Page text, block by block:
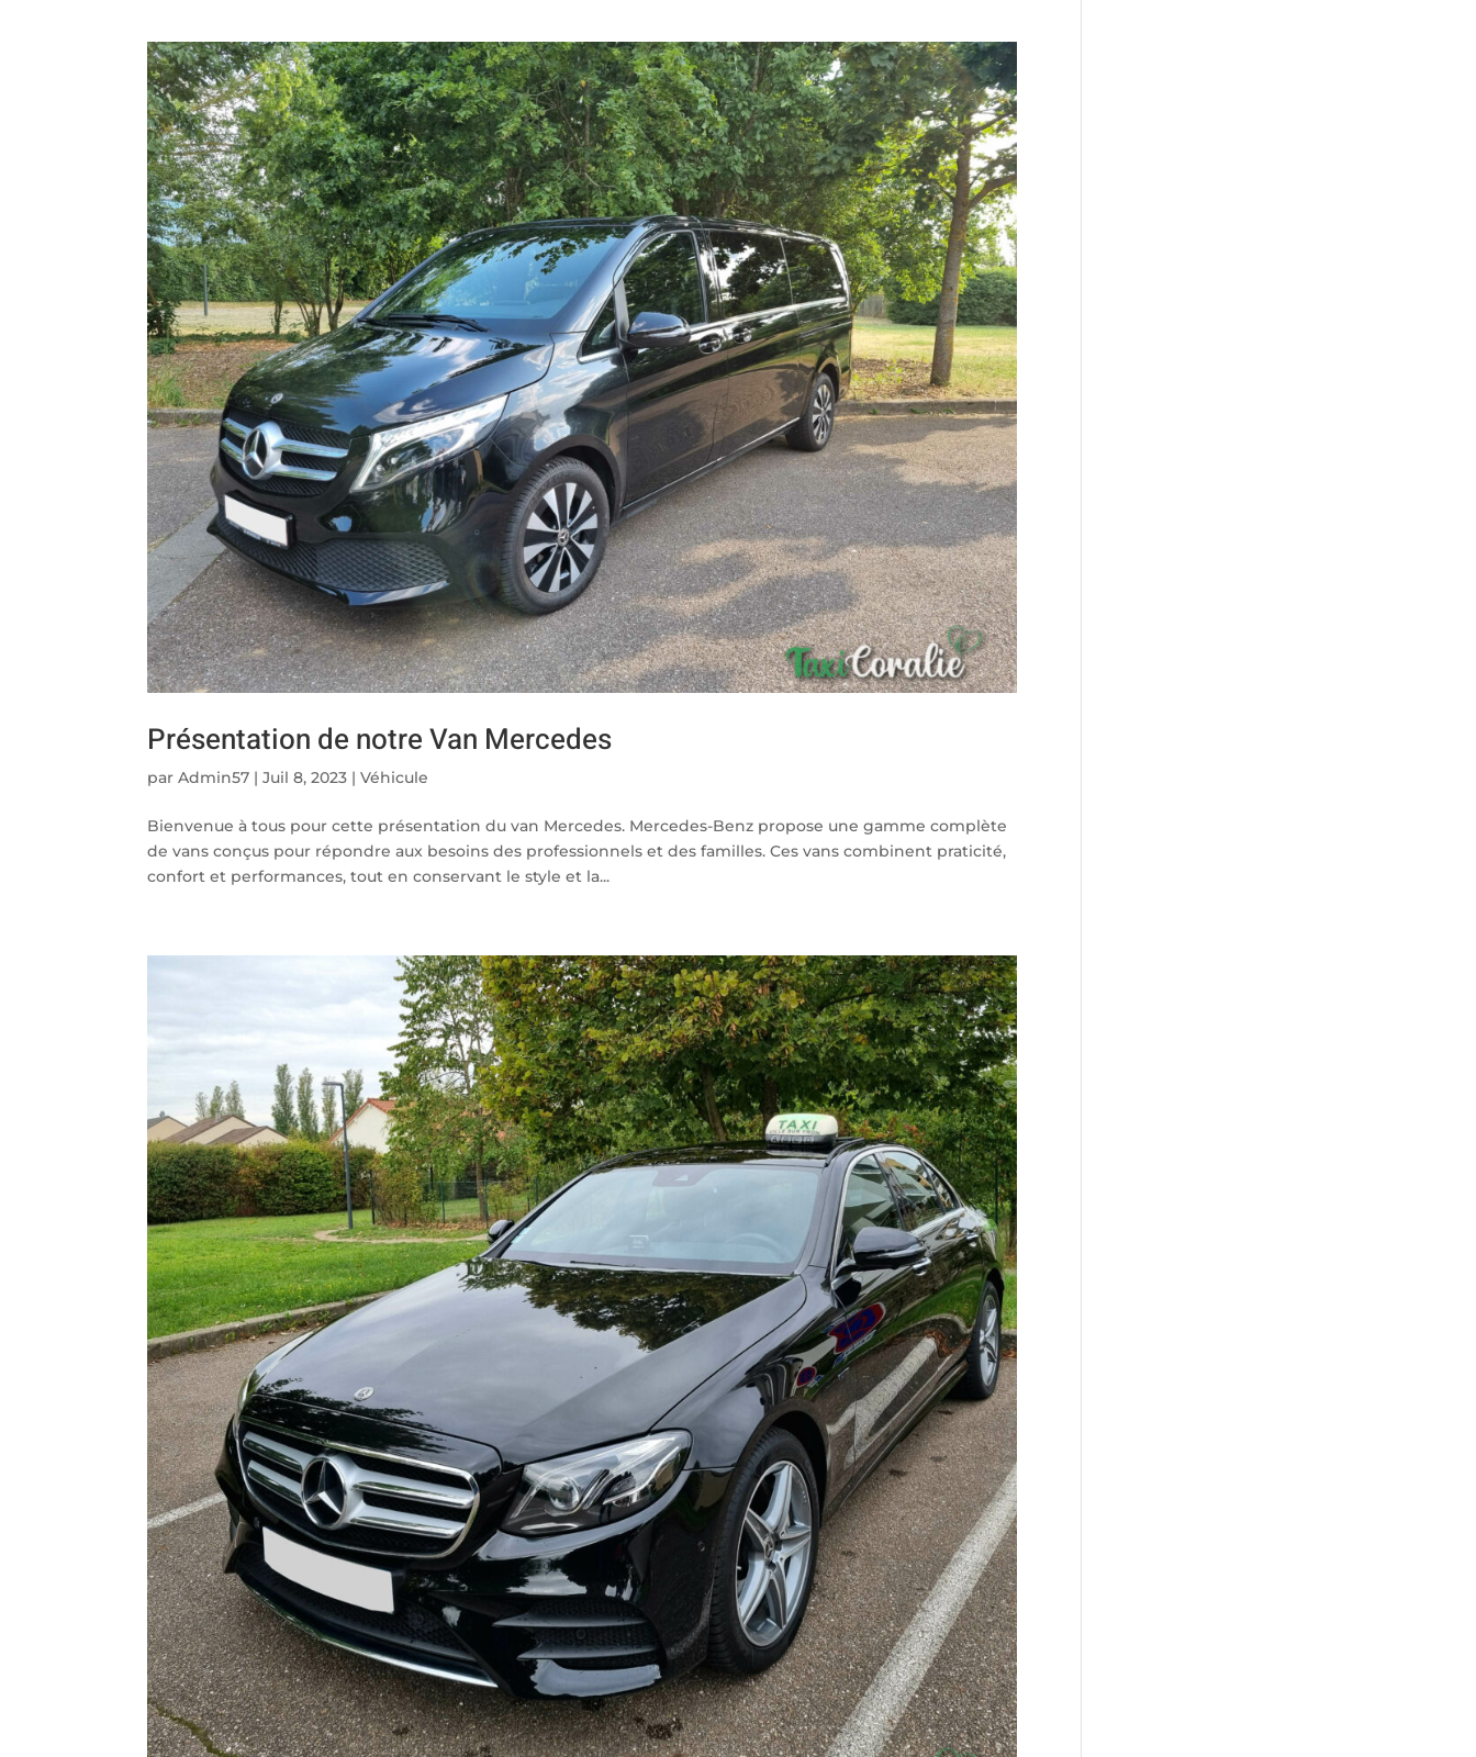
Présentation de notre Van Mercedes
parAdmin57 |Juil 8, 2023 |Véhicule
Bienvenue à tous pour cette présentation du van Mercedes. Mercedes-Benz propose une gamme complète
de vans conçus pour répondre aux besoins des professionnels et des familles. Ces vans combinent praticité,
confort et performances, tout en conservant le style et la...